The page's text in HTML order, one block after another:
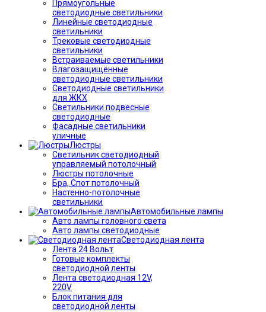
Прямоугольные
светодиодные светильники
Линейные светодиодные
светильники
Трековые светодиодные
светильники
Встраиваемые светильники
Влагозащищённые
светодиодные светильники
Светодиодные светильники
для ЖКХ
Светильники подвесные
светодиодные
Фасадные светильники
уличные
Люстры
Светильник светодиодный
управляемый потолочный
Люстры потолочные
Бра, Спот потолочный
Настенно-потолочные
светильники
Автомобильные лампы
Авто лампы головного света
Авто лампы светодиодные
Светодиодная лента
Лента 24 Вольт
Готовые комплекты
светодиодной ленты
Лента светодиодная 12V,
220V
Блок питания для
светодиодной ленты